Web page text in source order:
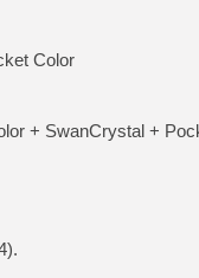
Color
+ SwanCrystal +